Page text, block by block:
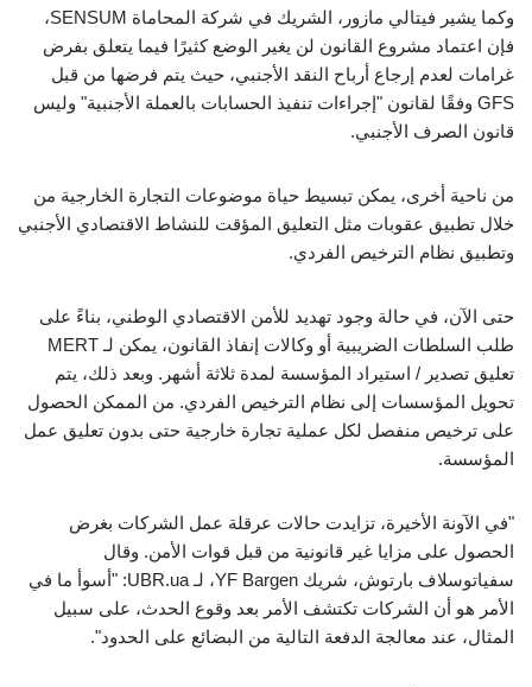
وكما يشير فيتالي مازور، الشريك في شركة المحاماة SENSUM،
فإن اعتماد مشروع القانون لن يغير الوضع كثيرًا فيما يتعلق بفرض
غرامات لعدم إرجاع أرباح النقد الأجنبي، حيث يتم فرضها من قبل
GFS وفقًا لقانون "إجراءات تنفيذ الحسابات بالعملة الأجنبية" وليس
قانون الصرف الأجنبي.
من ناحية أخرى، يمكن تبسيط حياة موضوعات التجارة الخارجية من
خلال تطبيق عقوبات مثل التعليق المؤقت للنشاط الاقتصادي الأجنبي
وتطبيق نظام الترخيص الفردي.
حتى الآن، في حالة وجود تهديد للأمن الاقتصادي الوطني، بناءً على
طلب السلطات الضريبية أو وكالات إنفاذ القانون، يمكن لـ MERT
تعليق تصدير / استيراد المؤسسة لمدة ثلاثة أشهر. وبعد ذلك، يتم
تحويل المؤسسات إلى نظام الترخيص الفردي. من الممكن الحصول
على ترخيص منفصل لكل عملية تجارة خارجية حتى بدون تعليق عمل
المؤسسة.
"في الآونة الأخيرة، تزايدت حالات عرقلة عمل الشركات بغرض
الحصول على مزايا غير قانونية من قبل قوات الأمن. وقال
سفياتوسلاف بارتوش، شريك YF Bargen، لـ UBR.ua: "أسوأ ما في
الأمر هو أن الشركات تكتشف الأمر بعد وقوع الحدث، على سبيل
المثال، عند معالجة الدفعة التالية من البضائع على الحدود".